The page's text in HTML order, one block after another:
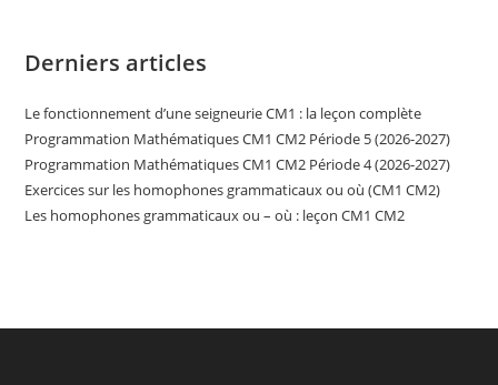
Derniers articles
Le fonctionnement d’une seigneurie CM1 : la leçon complète
Programmation Mathématiques CM1 CM2 Période 5 (2026-2027)
Programmation Mathématiques CM1 CM2 Période 4 (2026-2027)
Exercices sur les homophones grammaticaux ou où (CM1 CM2)
Les homophones grammaticaux ou – où : leçon CM1 CM2